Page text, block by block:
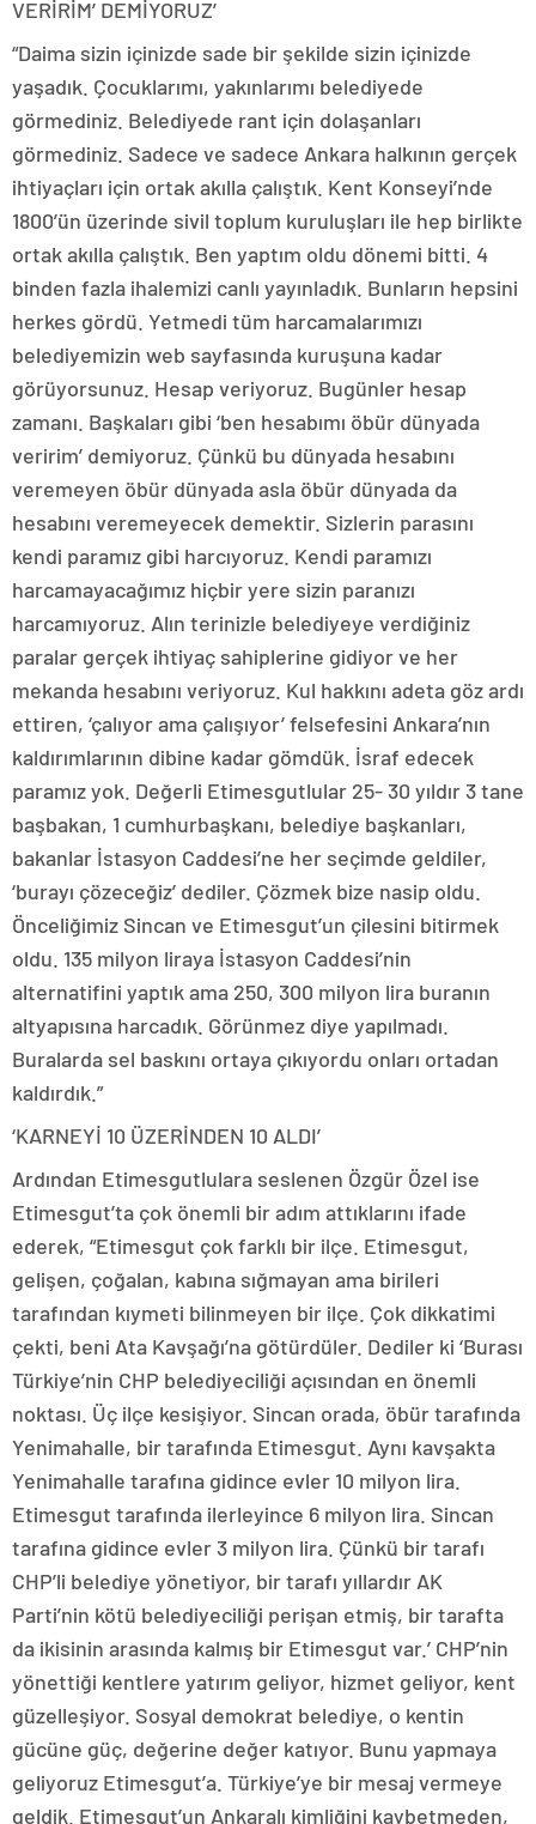
VERİRİM’ DEMİYORUZ’
“Daima sizin içinizde sade bir şekilde sizin içinizde
yaşadık. Çocuklarımı, yakınlarımı belediyede
görmediniz. Belediyede rant için dolaşanları
görmediniz. Sadece ve sadece Ankara halkının gerçek
ihtiyaçları için ortak akılla çalıştık. Kent Konseyi’nde
1800’ün üzerinde sivil toplum kuruluşları ile hep birlikte
ortak akılla çalıştık. Ben yaptım oldu dönemi bitti. 4
binden fazla ihalemizi canlı yayınladık. Bunların hepsini
herkes gördü. Yetmedi tüm harcamalarımızı
belediyemizin web sayfasında kuruşuna kadar
görüyorsunuz. Hesap veriyoruz. Bugünler hesap
zamanı. Başkaları gibi ‘ben hesabımı öbür dünyada
veririm’ demiyoruz. Çünkü bu dünyada hesabını
veremeyen öbür dünyada asla öbür dünyada da
hesabını veremeyecek demektir. Sizlerin parasını
kendi paramız gibi harcıyoruz. Kendi paramızı
harcamayacağımız hiçbir yere sizin paranızı
harcamıyoruz. Alın terinizle belediyeye verdiğiniz
paralar gerçek ihtiyaç sahiplerine gidiyor ve her
mekanda hesabını veriyoruz. Kul hakkını adeta göz ardı
ettiren, ‘çalıyor ama çalışıyor’ felsefesini Ankara’nın
kaldırımlarının dibine kadar gömdük. İsraf edecek
paramız yok. Değerli Etimesgutlular 25- 30 yıldır 3 tane
başbakan, 1 cumhurbaşkanı, belediye başkanları,
bakanlar İstasyon Caddesi’ne her seçimde geldiler,
‘burayı çözeceğiz’ dediler. Çözmek bize nasip oldu.
Önceliğimiz Sincan ve Etimesgut’un çilesini bitirmek
oldu. 135 milyon liraya İstasyon Caddesi’nin
alternatifini yaptık ama 250, 300 milyon lira buranın
altyapısına harcadık. Görünmez diye yapılmadı.
Buralarda sel baskını ortaya çıkıyordu onları ortadan
kaldırdık.”
‘KARNEYİ 10 ÜZERİNDEN 10 ALDI’
Ardından Etimesgutlulara seslenen Özgür Özel ise
Etimesgut’ta çok önemli bir adım attıklarını ifade
ederek, “Etimesgut çok farklı bir ilçe. Etimesgut,
gelişen, çoğalan, kabına sığmayan ama birileri
tarafından kıymeti bilinmeyen bir ilçe. Çok dikkatimi
çekti, beni Ata Kavşağı’na götürdüler. Dediler ki ‘Burası
Türkiye’nin CHP belediyeciliği açısından en önemli
noktası. Üç ilçe kesişiyor. Sincan orada, öbür tarafında
Yenimahalle, bir tarafında Etimesgut. Aynı kavşakta
Yenimahalle tarafına gidince evler 10 milyon lira.
Etimesgut tarafında ilerleyince 6 milyon lira. Sincan
tarafına gidince evler 3 milyon lira. Çünkü bir tarafı
CHP’li belediye yönetiyor, bir tarafı yıllardır AK
Parti’nin kötü belediyeciliği perişan etmiş, bir tarafta
da ikisinin arasında kalmış bir Etimesgut var.’ CHP’nin
yönettiği kentlere yatırım geliyor, hizmet geliyor, kent
güzelleşiyor. Sosyal demokrat belediye, o kentin
gücüne güç, değerine değer katıyor. Bunu yapmaya
geliyoruz Etimesgut’a. Türkiye’ye bir mesaj vermeye
geldik. Etimesgut’un Ankaralı kimliğini kaybetmeden,